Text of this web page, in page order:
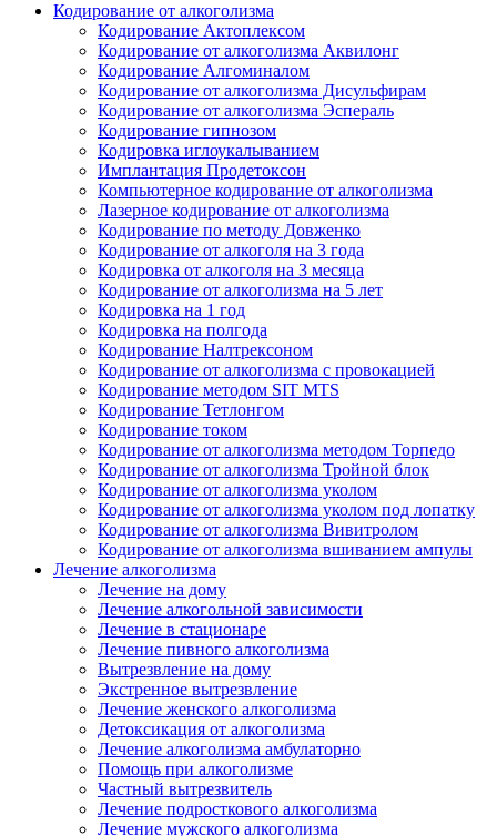
Кодирование от алкоголизма
Кодирование Актоплексом
Кодирование от алкоголизма Аквилонг
Кодирование Алгоминалом
Кодирование от алкоголизма Дисульфирам
Кодирование от алкоголизма Эспераль
Кодирование гипнозом
Кодировка иглоукалыванием
Имплантация Продетоксон
Компьютерное кодирование от алкоголизма
Лазерное кодирование от алкоголизма
Кодирование по методу Довженко
Кодирование от алкоголя на 3 года
Кодировка от алкоголя на 3 месяца
Кодирование от алкоголизма на 5 лет
Кодировка на 1 год
Кодировка на полгода
Кодирование Налтрексоном
Кодирование от алкоголизма с провокацией
Кодирование методом SIT MTS
Кодирование Тетлонгом
Кодирование током
Кодирование от алкоголизма методом Торпедо
Кодирование от алкоголизма Тройной блок
Кодирование от алкоголизма уколом
Кодирование от алкоголизма уколом под лопатку
Кодирование от алкоголизма Вивитролом
Кодирование от алкоголизма вшиванием ампулы
Лечение алкоголизма
Лечение на дому
Лечение алкогольной зависимости
Лечение в стационаре
Лечение пивного алкоголизма
Вытрезвление на дому
Экстренное вытрезвление
Лечение женского алкоголизма
Детоксикация от алкоголизма
Лечение алкоголизма амбулаторно
Помощь при алкоголизме
Частный вытрезвитель
Лечение подросткового алкоголизма
Лечение мужского алкоголизма